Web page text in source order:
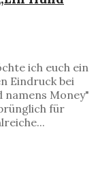
ich euch ein
Eindruck bei
namens Money"
für